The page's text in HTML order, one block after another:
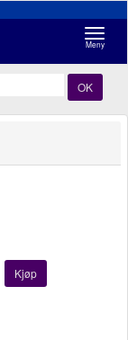
Meny
OK
Kjøp